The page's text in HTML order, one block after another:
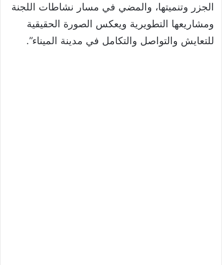
الجزر وتنميتها، والمضي في مسار نشاطات اللجنة
ومشاريعها التطويرية ويعكس الصورة الحقيقية
للتعايش والتواصل والتكامل في مدينة الميناء”.